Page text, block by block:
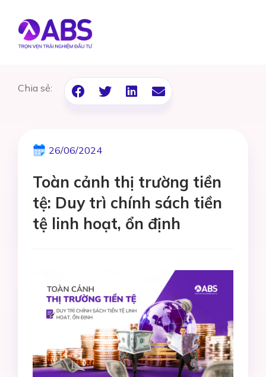
Chia sẻ:
26/06/2024
Toàn cảnh thị trường tiền
tệ: Duy trì chính sách tiền
tệ linh hoạt, ổn định